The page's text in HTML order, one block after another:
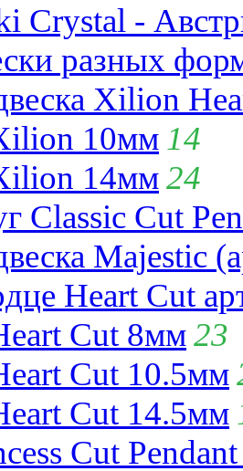
Crystal -
разных
Xilion
10мм 14
14мм24
Classic Cut
Majestic
Heart Cut
Cut 8мм23
Cut 10.5мм
Cut 14.5мм
Cut